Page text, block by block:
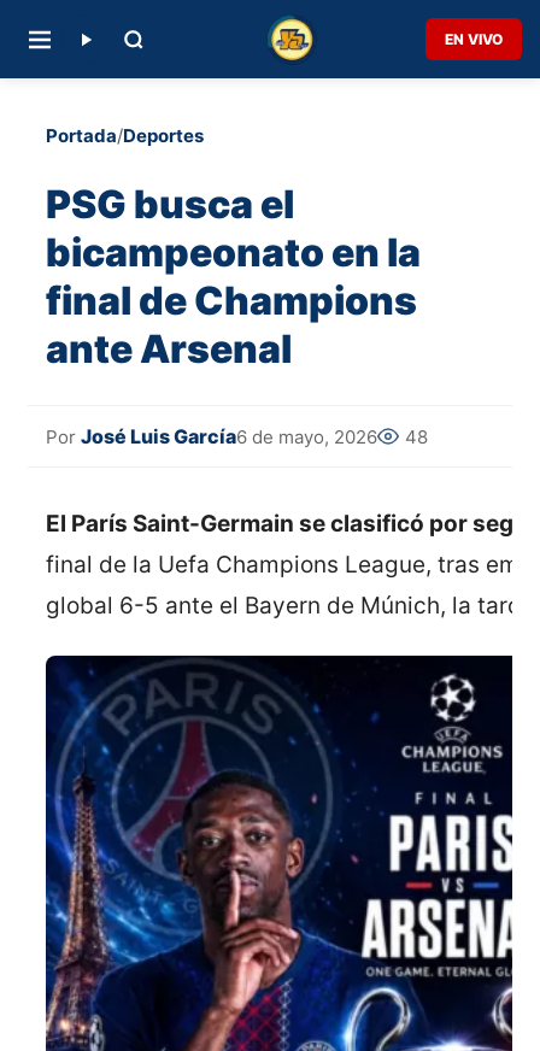
EN VIVO
Portada/Deportes
PSG busca el
bicampeonato en la
final de Champions
ante Arsenal
Por José Luis García6 de mayo, 2026 48
El París Saint-Germain se clasificó por
final de la Uefa Champions League, tras
global 6-5 ante el Bayern de Múnich, la